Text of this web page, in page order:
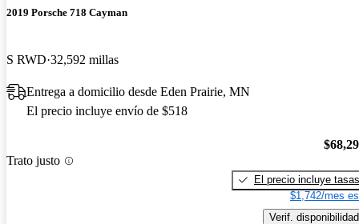
2019 Porsche 718 Cayman
S RWD 32,592 millas
Entrega a domicilio desde Eden Prairie, MN
El precio incluye envío de $518
Trato justo
El precio incluye tasas
$1,742/mes
Verif. disponibilidad